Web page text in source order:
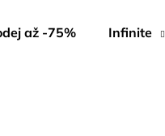
až -75% Infinite